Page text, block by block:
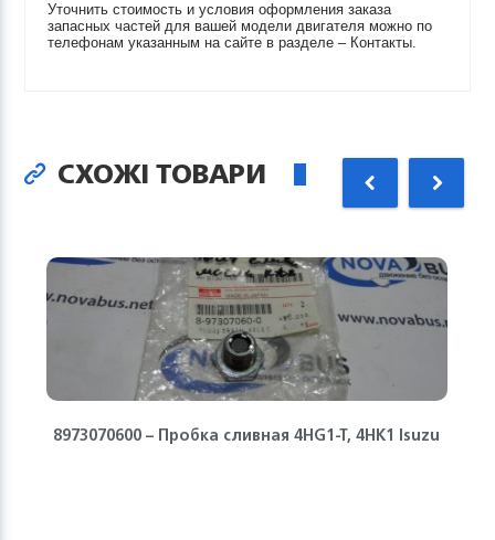
Уточнить стоимость и условия оформления заказа
запасных частей для вашей модели двигателя можно по
телефонам указанным на сайте в разделе – Контакты.
СХОЖІ ТОВАРИ
8973070600 – Пробка сливная 4HG1-T, 4HK1 Isuzu